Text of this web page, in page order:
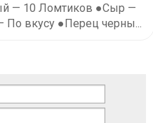
— 10 Ломтиков ●Сыр —
вкусу ●Перец черны...